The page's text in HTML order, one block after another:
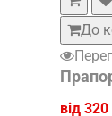
До
від 320